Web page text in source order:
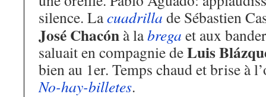
silence. Lacuadrilla de Sébastien
José Chacón à labrega et aux
saluait en compagnie deLuis
bien au 1er. Temps chaud et brise à
No-hay-billetes.